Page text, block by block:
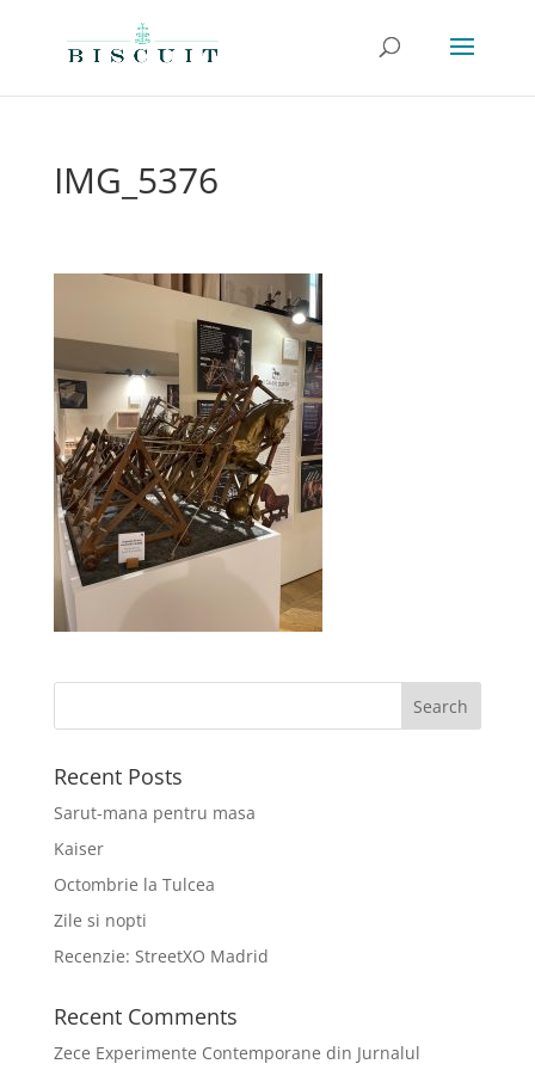
IMG_5376
Recent Posts
Sarut-mana pentru masa
Kaiser
Octombrie la Tulcea
Zile si nopti
Recenzie: StreetXO Madrid
Recent Comments
Zece Experimente Contemporane din Jurnalul